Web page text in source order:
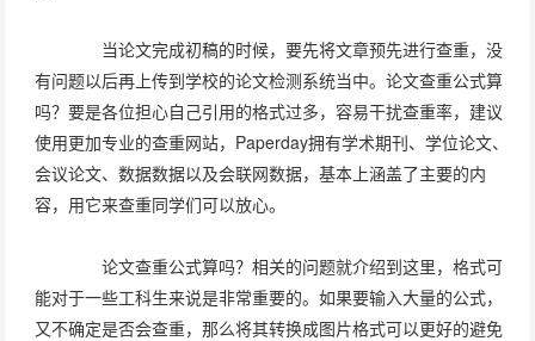
当论文完成初稿的时候，要先将文章预先进行查重，没
有问题以后再上传到学校的论文检测系统当中。论文查重公式算
吗？要是各位担心自己引用的格式过多，容易干扰查重率，建议
使用更加专业的查重网站，Paperday拥有学术期刊、学位论文、
会议论文、数据数据以及会联网数据，基本上涵盖了主要的内
容，用它来查重同学们可以放心。
论文查重公式算吗？相关的问题就介绍到这里，格式可
能对于一些工科生来说是非常重要的。如果要输入大量的公式，
又不确定是否会查重，那么将其转换成图片格式可以更好的避免